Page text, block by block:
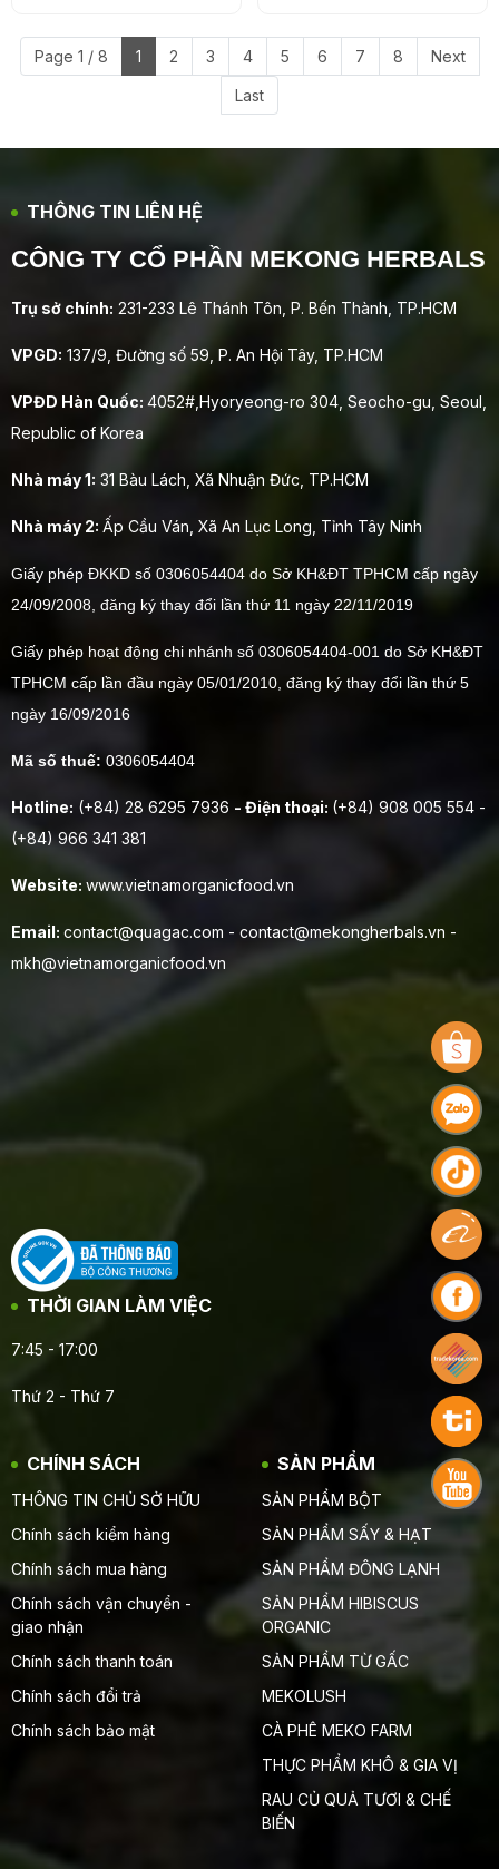
Page 1 / 8 1 2 3 4 5 6 7 8 Next
Last
THÔNG TIN LIÊN HỆ
CÔNG TY CỔ PHẦN MEKONG HERBALS
Trụ sở chính: 231-233 Lê Thánh Tôn, P. Bến Thành, TP.HCM
VPGD: 137/9, Đường số 59, P. An Hội Tây, TP.HCM
VPĐD Hàn Quốc: 4052#,Hyoryeong-ro 304, Seocho-gu, Seoul,
Republic of Korea
Nhà máy 1: 31 Bàu Lách, Xã Nhuận Đức, TP.HCM
Nhà máy 2: Ấp Cầu Ván, Xã An Lục Long, Tỉnh Tây Ninh
Giấy phép ĐKKD số 0306054404 do Sở KH&ĐT TPHCM cấp ngày
24/09/2008, đăng ký thay đổi lần thứ 11 ngày 22/11/2019
Giấy phép hoạt động chi nhánh số 0306054404-001 do Sở KH&ĐT
TPHCM cấp lần đầu ngày 05/01/2010, đăng ký thay đổi lần thứ 5
ngày 16/09/2016
Mã số thuế: 0306054404
Hotline: (+84) 28 6295 7936 - Điện thoại: (+84) 908 005 554 -
(+84) 966 341 381
Website: www.vietnamorganicfood.vn
Email: contact@quagac.com - contact@mekongherbals.vn -
mkh@vietnamorganicfood.vn
THỜI GIAN LÀM VIỆC
7:45 - 17:00
Thứ 2 - Thứ 7
CHÍNH SÁCH
THÔNG TIN CHỦ SỞ HỮU
Chính sách kiểm hàng
Chính sách mua hàng
Chính sách vận chuyển -
giao nhận
Chính sách thanh toán
Chính sách đổi trả
Chính sách bảo mật
SẢN PHẨM
SẢN PHẨM BỘT
SẢN PHẨM SẤY & HẠT
SẢN PHẨM ĐÔNG LẠNH
SẢN PHẨM HIBISCUS
ORGANIC
SẢN PHẨM TỪ GẤC
MEKOLUSH
CÀ PHÊ MEKO FARM
THỰC PHẨM KHÔ & GIA VỊ
RAU CỦ QUẢ TƯƠI & CHẾ
BIẾN